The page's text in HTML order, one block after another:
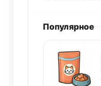
Популярное